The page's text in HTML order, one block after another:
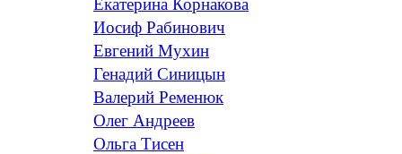
Екатерина Корнакова
Иосиф Рабинович
Евгений Мухин
Генадий Синицын
Валерий Ременюк
Олег Андреев
Ольга Тисен